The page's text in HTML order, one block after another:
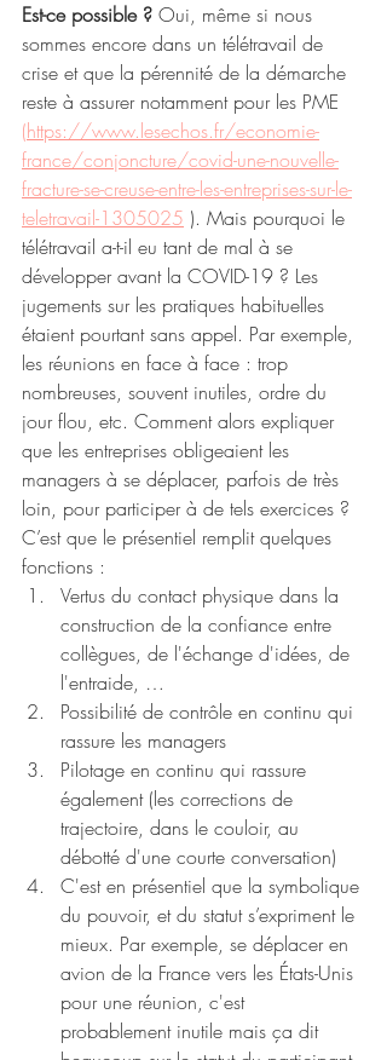
Est-ce possible ? Oui, même si nous
sommes encore dans un télétravail de
crise et que la pérennité de la démarche
reste à assurer notamment pour les PME
(https://www.lesechos.fr/economie-
france/conjoncture/covid-une-nouvelle-
fracture-se-creuse-entre-les-entreprises-sur-le-
teletravail-1305025 ). Mais pourquoi le
télétravail a-t-il eu tant de mal à se
développer avant la COVID-19 ? Les
jugements sur les pratiques habituelles
étaient pourtant sans appel. Par exemple,
les réunions en face à face : trop
nombreuses, souvent inutiles, ordre du
jour flou, etc. Comment alors expliquer
que les entreprises obligeaient les
managers à se déplacer, parfois de très
loin, pour participer à de tels exercices ?
C’est que le présentiel remplit quelques
fonctions :
Vertus du contact physique dans la
construction de la confiance entre
collègues, de l'échange d'idées, de
l'entraide, …
Possibilité de contrôle en continu qui
rassure les managers
Pilotage en continu qui rassure
également (les corrections de
trajectoire, dans le couloir, au
débotté d'une courte conversation)
C'est en présentiel que la symbolique
du pouvoir, et du statut s’expriment le
mieux. Par exemple, se déplacer en
avion de la France vers les États-Unis
pour une réunion, c'est
probablement inutile mais ça dit